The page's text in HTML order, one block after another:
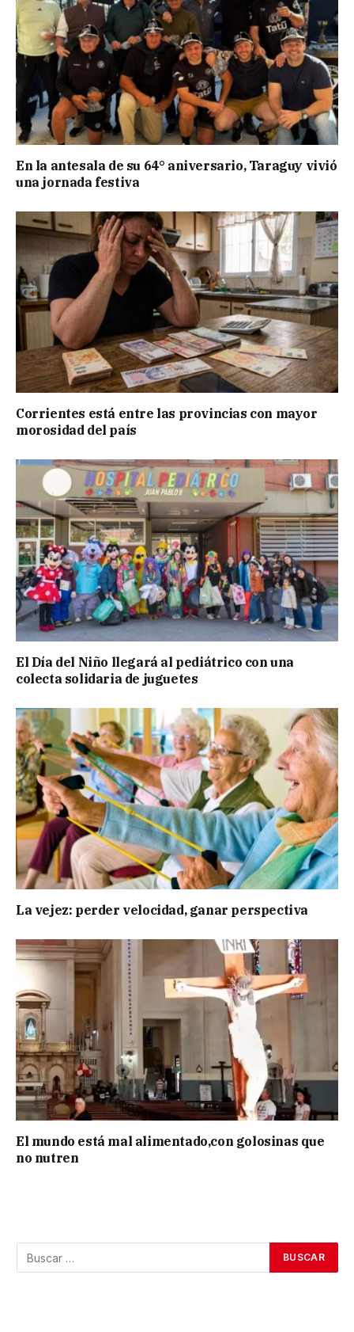
En la antesala de su 64° aniversario, Taraguy vivió
una jornada festiva
Corrientes está entre las provincias con mayor
morosidad del país
El Día del Niño llegará al pediátrico con una
colecta solidaria de juguetes
La vejez: perder velocidad, ganar perspectiva
El mundo está mal alimentado,con golosinas que
no nutren